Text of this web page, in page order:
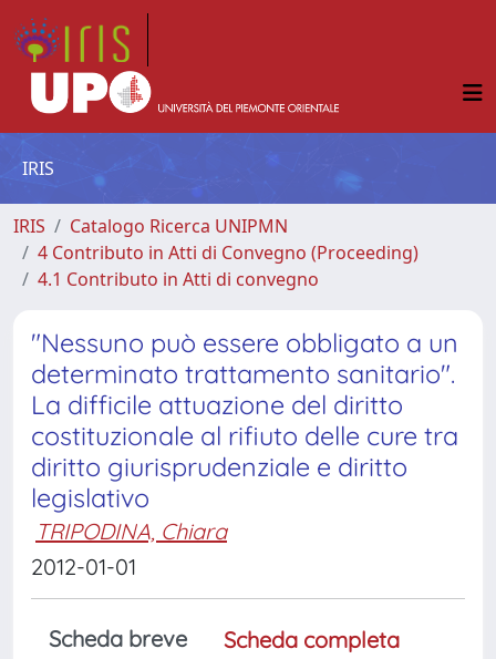
IRIS
IRIS
Catalogo Ricerca UNIPMN
4 Contributo in Atti di Convegno (Proceeding)
4.1 Contributo in Atti di convegno
"Nessuno può essere obbligato a un
determinato trattamento sanitario".
La difficile attuazione del diritto
costituzionale al rifiuto delle cure tra
diritto giurisprudenziale e diritto
legislativo
TRIPODINA, Chiara
2012-01-01
Scheda breve
Scheda completa